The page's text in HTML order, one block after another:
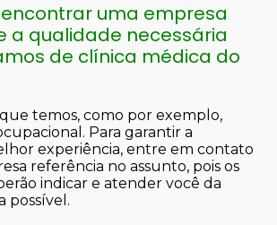
uma empresa
a qualidade necessária
de clínica médica do
temos, como por exemplo,
Para garantir a
experiência, entre em contato
referência no assunto, pois os
indicar e atender você da
possível.